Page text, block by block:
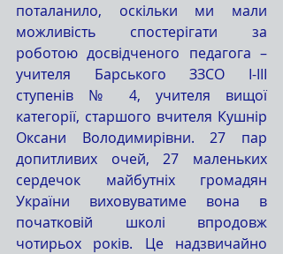
поталанило, оскільки ми мали
можливість спостерігати за
роботою досвідченого педагога –
учителя Барського ЗЗСО І-ІІІ
ступенів № 4, учителя вищої
категорії, старшого вчителя Кушнір
Оксани Володимирівни. 27 пар
допитливих очей, 27 маленьких
сердечок майбутніх громадян
України виховуватиме вона в
початковій школі впродовж
чотирьох років. Це надзвичайно